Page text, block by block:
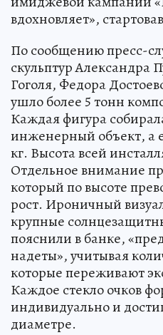
вдохновляет»,
По сообщению пресс-
скульптур
Гоголя, Федора
ушло более 5 тонн
Каждая фигура
инженерный объект, а
кг. Высота всей
Отдельное внимание
который по высоте
рост. Ироничный
крупные
пояснили в банке,
надеты», учитывая
которые переживают
Каждое стекло очков
индивидуально и
диаметре.